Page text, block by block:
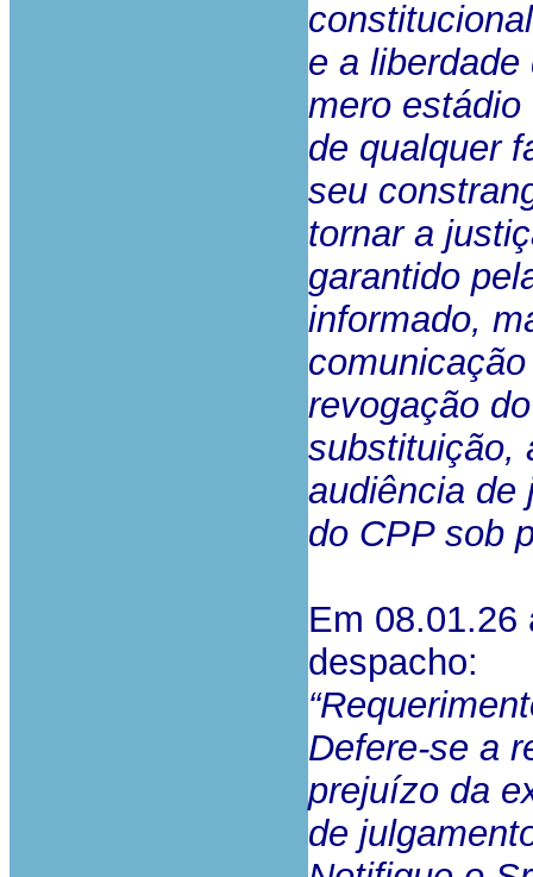
e a
mero
de qualquer
seu
tornar a
garantido
informado,
revogação
substituição,
audiência de
do CPP sob
Em 08.01.26
despacho:
Defere-se a
prejuízo da
de